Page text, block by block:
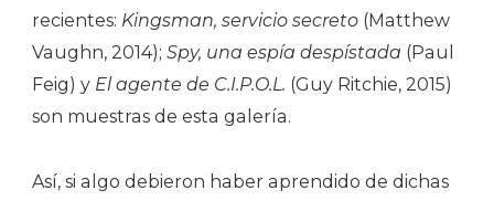
recientes: Kingsman, servicio secreto (Matthew
Vaughn, 2014); Spy, una espía despístada (Paul
Feig) y El agente de C.I.P.O.L. (Guy Ritchie, 2015)
son muestras de esta galería.
Así, si algo debieron haber aprendido de dichas